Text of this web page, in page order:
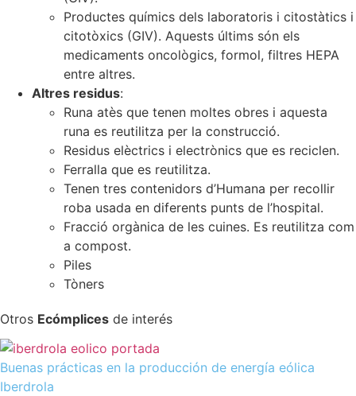
Productes químics dels laboratoris i citostàtics i
citotòxics (GIV). Aquests últims són els
medicaments oncològics, formol, filtres HEPA
entre altres.
Altres residus:
Runa atès que tenen moltes obres i aquesta
runa es reutilitza per la construcció.
Residus elèctrics i electrònics que es reciclen.
Ferralla que es reutilitza.
Tenen tres contenidors d’Humana per recollir
roba usada en diferents punts de l’hospital.
Fracció orgànica de les cuines. Es reutilitza com
a compost.
Piles
Tòners
Otros Ecómplices de interés
Buenas prácticas en la producción de energía eólica
Iberdrola